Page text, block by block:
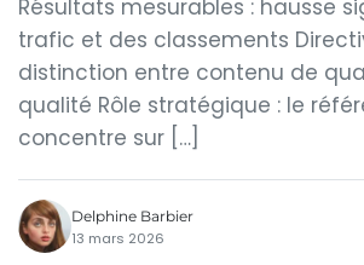
Résultats mesurables : hausse
trafic et des classements
distinction entre contenu de
qualité Rôle stratégique : le
concentre sur […]
Delphine Barbier
13 mars 2026